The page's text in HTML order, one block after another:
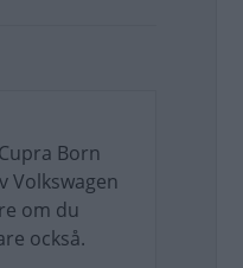
Born
Volkswagen
om du
också.